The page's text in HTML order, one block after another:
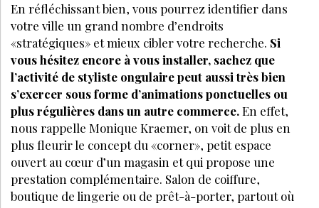
En réfléchissant bien, vous pourrez identifier dans
votre ville un grand nombre d’endroits
«stratégiques» et mieux cibler votre recherche. Si
vous hésitez encore à vous installer, sachez que
l’activité de styliste ongulaire peut aussi très bien
s’exercer sous forme d’animations ponctuelles ou
plus régulières dans un autre commerce.En effet,
nous rappelle Monique Kraemer, on voit de plus en
plus fleurir le concept du «corner», petit espace
ouvert au cœur d’un magasin et qui propose une
prestation complémentaire. Salon de coiffure,
boutique de lingerie ou de prêt-à-porter, partout où